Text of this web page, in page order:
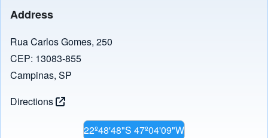
Address
Rua Carlos Gomes, 250
CEP: 13083-855
Campinas, SP
Directions
22º48'48"S 47º04'09"W